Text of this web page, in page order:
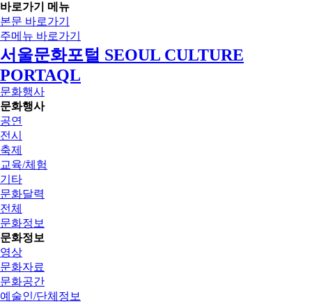
바로가기 메뉴
본문 바로가기
주메뉴 바로가기
서울문화포털 SEOUL CULTURE
PORTAQL
문화행사
문화행사
공연
전시
축제
교육/체험
기타
문화달력
전체
문화정보
문화정보
영상
문화자료
문화공간
예술인/단체정보